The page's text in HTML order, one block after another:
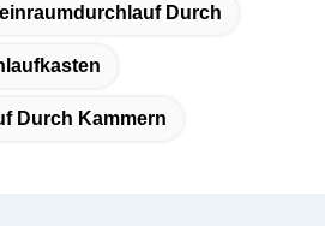
Durch
Durch Kammern